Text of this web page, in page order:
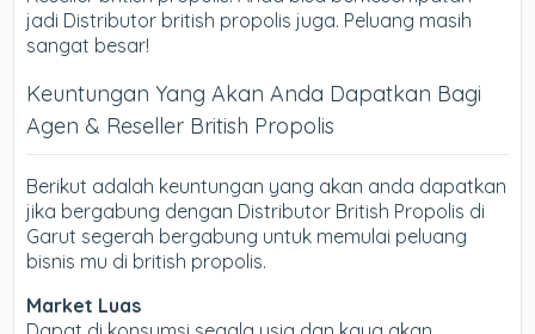
jadi Distributor british propolis juga. Peluang masih
sangat besar!
Keuntungan Yang Akan Anda Dapatkan Bagi
Agen & Reseller British Propolis
Berikut adalah keuntungan yang akan anda dapatkan
jika bergabung dengan Distributor British Propolis di
Garut segerah bergabung untuk memulai peluang
bisnis mu di british propolis.
Market Luas